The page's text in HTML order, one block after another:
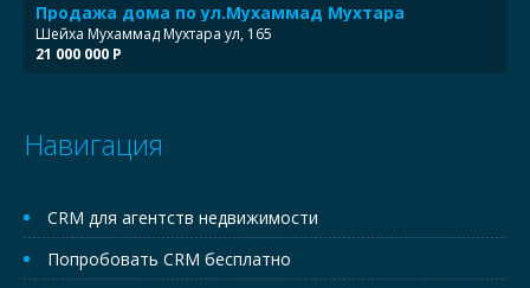
Продажа дома по ул.Мухаммад Мухтара
Шейха Мухаммад Мухтара ул, 165
21 000 000 Р
Навигация
CRM для агентств недвижимости
Попробовать CRM бесплатно